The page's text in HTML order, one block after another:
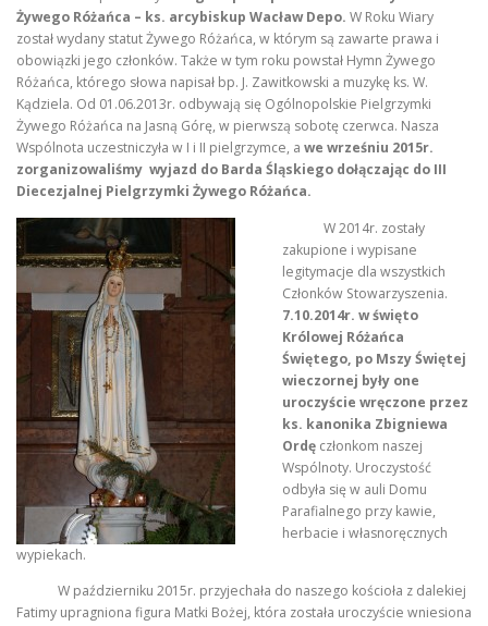
Żywego Różańca – ks. arcybiskup Wacław Depo. W Roku Wiary
został wydany statut Żywego Różańca, w którym są zawarte prawa i
obowiązki jego członków. Także w tym roku powstał Hymn Żywego
Różańca, którego słowa napisał bp. J. Zawitkowski a muzykę ks. W.
Kądziela. Od 01.06.2013r. odbywają się Ogólnopolskie Pielgrzymki
Żywego Różańca na Jasną Górę, w pierwszą sobotę czerwca. Nasza
Wspólnota uczestniczyła w I i II pielgrzymce, a we wrześniu 2015r.
zorganizowaliśmy wyjazd do Barda Śląskiego dołączając do III
Diecezjalnej Pielgrzymki Żywego Różańca.
W 2014r. zostały
zakupione i wypisane
legitymacje dla wszystkich
Członków Stowarzyszenia.
7.10.2014r. w święto
Królowej Różańca
Świętego, po Mszy Świętej
wieczornej były one
uroczyście wręczone przez
ks. kanonika Zbigniewa
Ordę członkom naszej
Wspólnoty. Uroczystość
odbyła się w auli Domu
Parafialnego przy kawie,
herbacie i własnoręcznych
wypiekach.
W październiku 2015r. przyjechała do naszego kościoła z dalekiej
Fatimy upragniona figura Matki Bożej, która została uroczyście wniesiona